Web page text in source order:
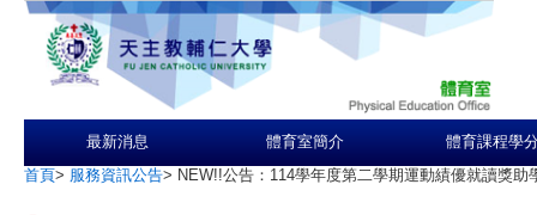
最新消息 體育室簡介 體育課程學
首頁> 服務資訊公告> NEW!!公告：114學年度第二學期運動績優就讀獎助